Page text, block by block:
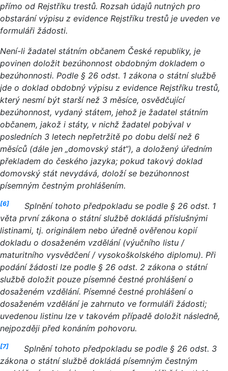
přímo od Rejstříku trestů. Rozsah údajů nutných pro
obstarání výpisu z evidence Rejstříku trestů je uveden ve
formuláři žádosti.
Není-li žadatel státním občanem České republiky, je
povinen doložit bezúhonnost obdobným dokladem o
bezúhonnosti. Podle § 26 odst. 1 zákona o státní službě
jde o doklad obdobný výpisu z evidence Rejstříku trestů,
který nesmí být starší než 3 měsíce, osvědčující
bezúhonnost, vydaný státem, jehož je žadatel státním
občanem, jakož i státy, v nichž žadatel pobýval v
posledních 3 letech nepřetržitě po dobu delší než 6
měsíců (dále jen „domovský stát“), a doložený úředním
překladem do českého jazyka; pokud takový doklad
domovský stát nevydává, doloží se bezúhonnost
písemným čestným prohlášením.
[6]
Splnění tohoto předpokladu se podle § 26 odst. 1
věta první zákona o státní službě dokládá příslušnými
listinami, tj. originálem nebo úředně ověřenou kopií
dokladu o dosaženém vzdělání (výučního listu /
maturitního vysvědčení / vysokoškolského diplomu). Při
podání žádosti lze podle § 26 odst. 2 zákona o státní
službě doložit pouze písemné čestné prohlášení o
dosaženém vzdělání. Písemné čestné prohlášení o
dosaženém vzdělání je zahrnuto ve formuláři žádosti;
uvedenou listinu lze v takovém případě doložit následně,
nejpozději před konáním pohovoru.
[7]
Splnění tohoto předpokladu se podle § 26 odst. 3
zákona o státní službě dokládá písemným čestným